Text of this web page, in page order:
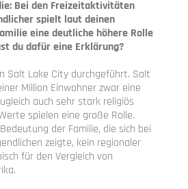
Bei den Freizeitaktivitäten
spielt laut deinen
eine deutliche höhere Rolle
du dafür eine Erklärung?
Salt Lake City durchgeführt. Salt
Million Einwohner zwar eine
auch sehr stark religiös
spielen eine große Rolle.
der Familie, die sich bei
zeigte, kein regionaler
für den Vergleich von